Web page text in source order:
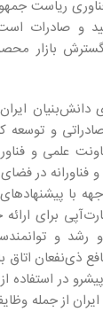
ریاست
و صادرات
بازار
و توسعه
علمی و
و فناورانه در
با پیشنهادهای
برای
رشد و
ذی‌نفعان اتاق
در استفاده
ایران از جمله